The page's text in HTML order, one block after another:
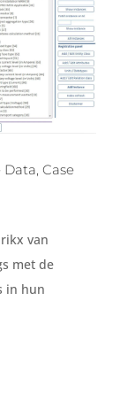
Case
van
met de
in hun